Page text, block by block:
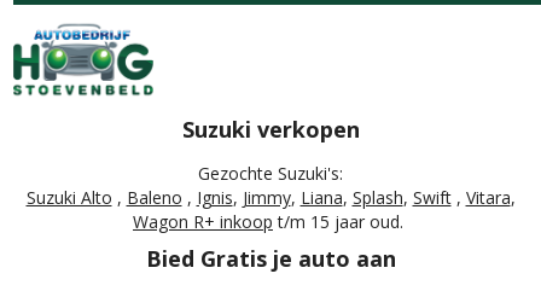
Suzuki verkopen
Gezochte Suzuki's:
Suzuki Alto , Baleno , Ignis, Jimmy, Liana, Splash, Swift, Vitara,
Wagon R+ inkoop t/m 15 jaar oud.
Bied Gratis je auto aan